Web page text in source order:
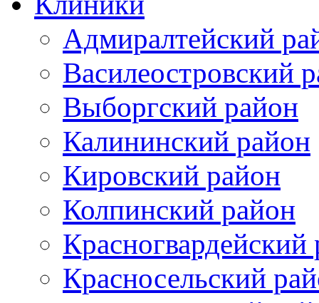
Адмиралтейский
Василеостровский
Выборгский район
Калининский район
Кировский район
Колпинский район
Красногвардейский
Красносельский